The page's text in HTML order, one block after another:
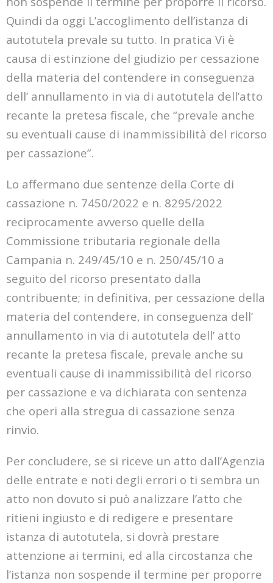
Quindi da oggi L’accoglimento dell’istanza di
autotutela prevale su tutto. In pratica Vi è
causa di estinzione del giudizio per cessazione
della materia del contendere in conseguenza
dell’ annullamento in via di autotutela dell’atto
recante la pretesa fiscale, che “prevale anche
su eventuali cause di inammissibilità del ricorso
per cassazione”.
Lo affermano due sentenze della Corte di
cassazione n. 7450/2022 e n. 8295/2022
reciprocamente avverso quelle della
Commissione tributaria regionale della
Campania n. 249/45/10 e n. 250/45/10 a
seguito del ricorso presentato dalla
contribuente; in definitiva, per cessazione della
materia del contendere, in conseguenza dell’
annullamento in via di autotutela dell’ atto
recante la pretesa fiscale, prevale anche su
eventuali cause di inammissibilità del ricorso
per cassazione e va dichiarata con sentenza
che operi alla stregua di cassazione senza
rinvio.
Per concludere, se si riceve un atto dall’Agenzia
delle entrate e noti degli errori o ti sembra un
atto non dovuto si può analizzare l’atto che
ritieni ingiusto e di redigere e presentare
istanza di autotutela, si dovrà prestare
attenzione ai termini, ed alla circostanza che
l’istanza non sospende il termine per proporre